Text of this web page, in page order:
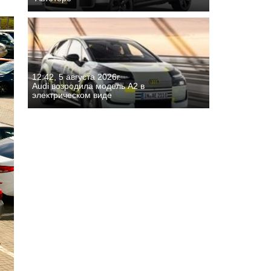
12:42, 5 августа 2026г.
Audi возродила модель A2 в
электрическом виде